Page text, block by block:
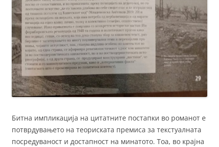
Битна импликација на цитатните постапки во романот е
потврдувањето на теориската премиса за текстуалната
посредуваност и достапност на минатото. Тоа, во крајна